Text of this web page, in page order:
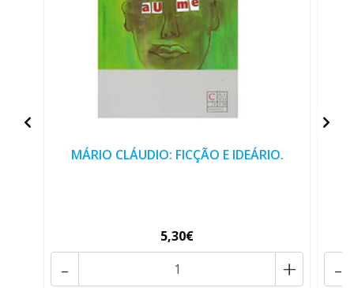
MÁRIO CLÁUDIO: FICÇÃO E IDEÁRIO.
5,30€
+
- -